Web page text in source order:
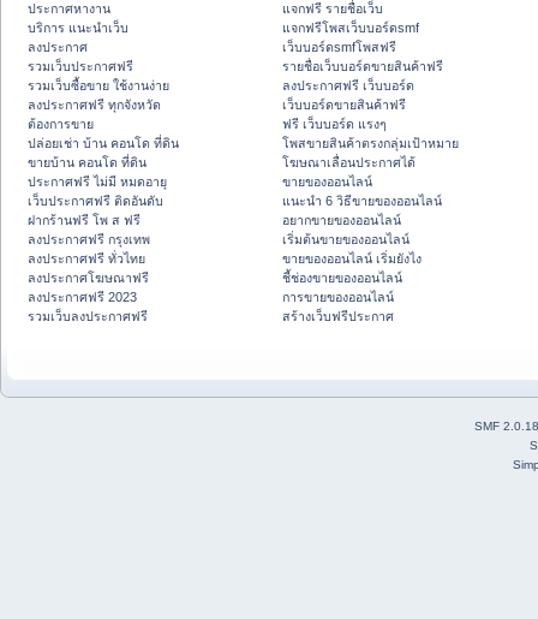
ประกาศหางาน
บริการ แนะนำเว็บ
ลงประกาศ
รวมเว็บประกาศฟรี
รวมเว็บซื้อขาย ใช้งานง่าย
ลงประกาศฟรี ทุกจังหวัด
ต้องการขาย
ปล่อยเช่า บ้าน คอนโด ที่ดิน
ขายบ้าน คอนโด ที่ดิน
ประกาศฟรี ไม่มี หมดอายุ
เว็บประกาศฟรี ติดอันดับ
ฝากร้านฟรี โพ ส ฟรี
ลงประกาศฟรี กรุงเทพ
ลงประกาศฟรี ทั่วไทย
ลงประกาศโฆษณาฟรี
ลงประกาศฟรี 2023
รวมเว็บลงประกาศฟรี
แจกฟรี รายชื่อเว็บ
แจกฟรีโพสเว็บบอร์ดsmf
เว็บบอร์ดsmfโพสฟรี
รายชื่อเว็บบอร์ดขายสินค้าฟรี
ลงประกาศฟรี เว็บบอร์ด
เว็บบอร์ดขายสินค้าฟรี
ฟรี เว็บบอร์ด แรงๆ
โพสขายสินค้าตรงกลุ่มเป้าหมาย
โฆษณาเลื่อนประกาศได้
ขายของออนไลน์
แนะนำ 6 วิธีขายของออนไลน์
อยากขายของออนไลน์
เริ่มต้นขายของออนไลน์
ขายของออนไลน์ เริ่มยังไง
ชี้ช่องขายของออนไลน์
การขายของออนไลน์
สร้างเว็บฟรีประกาศ
SMF 2.0.18